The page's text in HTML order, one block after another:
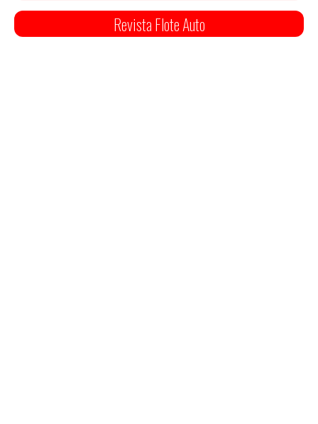
Revista Flote Auto